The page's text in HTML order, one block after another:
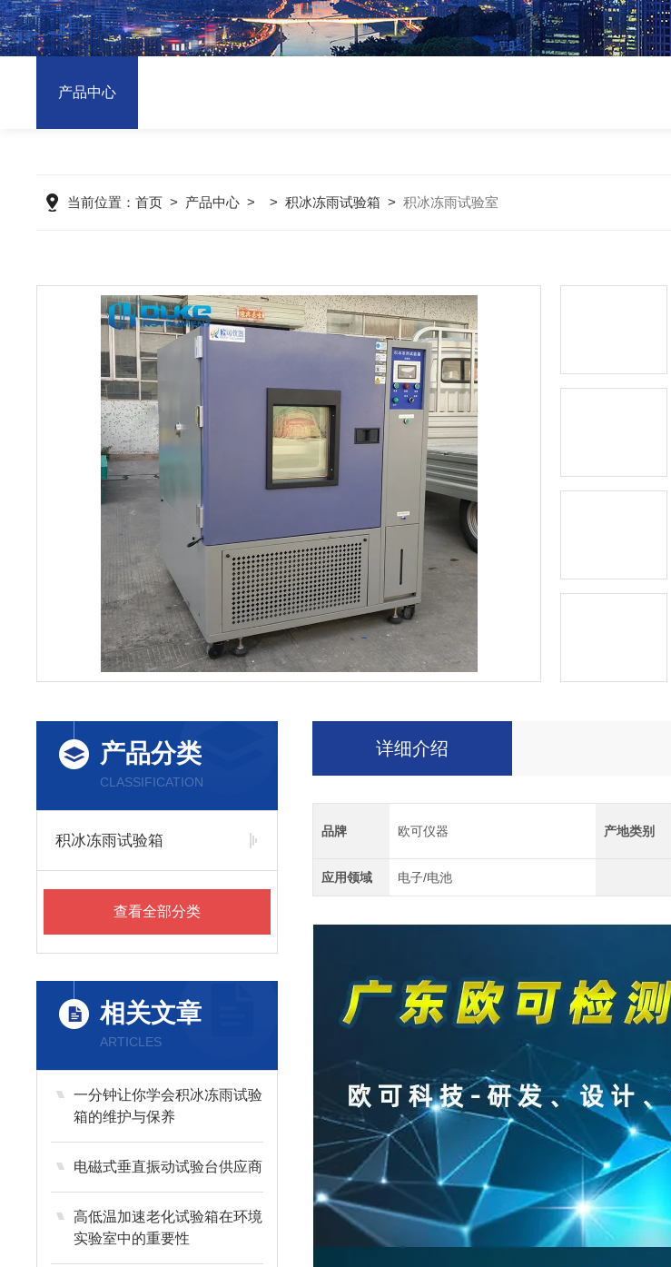
产品中心
当前位置：首页 > 产品中心 > >积冰冻雨试验箱 >积冰冻雨试验室
产品分类
CLASSIFICATION
积冰冻雨试验箱
查看全部分类
相关文章
ARTICLES
一分钟让你学会积冰冻雨试验
箱的维护与保养
电磁式垂直振动试验台供应商
高低温加速老化试验箱在环境
实验室中的重要性
详细介绍
品牌 欧可仪器 产地类别
应用领域 电子/电池